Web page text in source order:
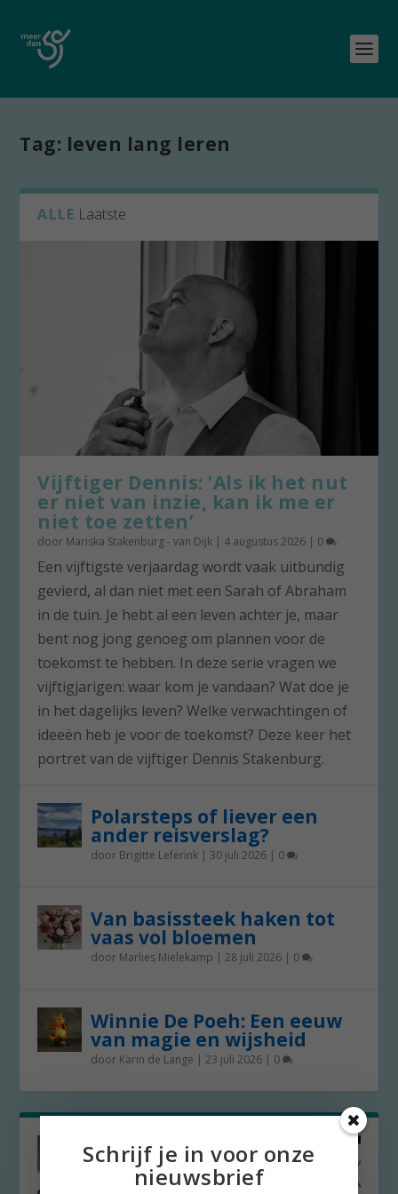
Tag: leven lang leren
ALLE Laatste
Vijftiger Dennis: ‘Als ik het nut
er niet van inzie, kan ik me er
niet toe zetten’
door Mariska Stakenburg - van Dijk | 4 augustus 2026 | 0
Een vijftigste verjaardag wordt vaak uitbundig
gevierd, al dan niet met een Sarah of Abraham
in de tuin. Je hebt al een leven achter je, maar
bent nog jong genoeg om plannen voor de
toekomst te hebben. In deze serie vragen we
vijftigjarigen: waar kom je vandaan? Wat doe je
in het dagelijks leven? Welke verwachtingen of
ideeën heb je voor de toekomst? Deze keer het
portret van de vijftiger Dennis Stakenburg.
Polarsteps of liever een
ander reisverslag?
door Brigitte Leferink | 30 juli 2026 | 0
Van basissteek haken tot
vaas vol bloemen
door Marlies Mielekamp |28 juli 2026 | 0
Winnie De Poeh: Een eeuw
van magie en wijsheid
door Karin de Lange |23 juli 2026 | 0
Schrijf je in voor onze
nieuwsbrief